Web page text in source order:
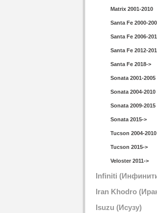
Matrix 2001-2010
Santa Fe 2000-
Santa Fe 2006-
Santa Fe 2012-
Santa Fe 2018->
Sonata 2001-2005
Sonata 2004-2010
Sonata 2009-2015
Sonata 2015->
Tucson 2004-2010
Tucson 2015->
Veloster 2011->
Infiniti
Iran Khodro
Кодро)
Isuzu (Исузу)